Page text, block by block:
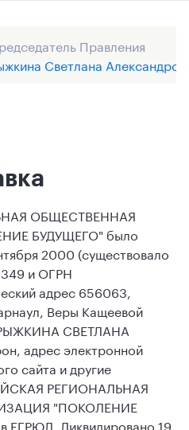
Правления
Светлана
ОБЩЕСТВЕННАЯ
БУДУЩЕГО" было
2000 (существовало
и ОГРН
адрес 656063,
Веры Кащеевой
РЫЖКИНА СВЕТЛАНА
адрес электронной
сайта и другие
РЕГИОНАЛЬНАЯ
"ПОКОЛЕНИЕ
ЕГРЮЛ. Ликвидировано 19